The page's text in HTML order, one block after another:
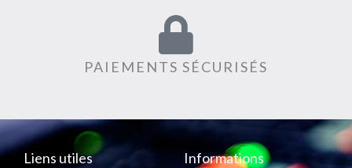
PAIEMENTS SÉCURISÉS
Liens utiles Informations